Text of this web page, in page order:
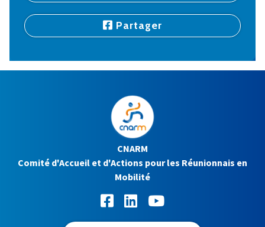
Partager
CNARM
Comité d'Accueil et d'Actions pour les Réunionnais en
Mobilité